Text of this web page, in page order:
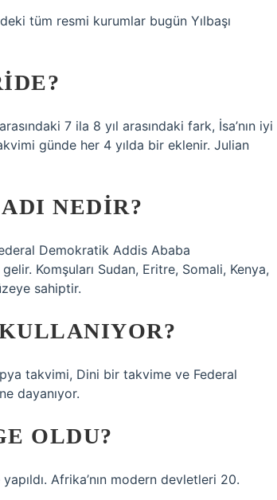
tüm resmi kurumlar bugün Yılbaşı
7 ila 8 yıl arasındaki fark, İsa’nın iyi
günde her 4 yılda bir eklenir. Julian
NEDIR?
Demokratik Addis Ababa
Komşuları Sudan, Eritre, Somali, Kenya,
sahiptir.
takvimi, Dini bir takvime ve Federal
dayanıyor.
OLDU?
Afrika’nın modern devletleri 20.